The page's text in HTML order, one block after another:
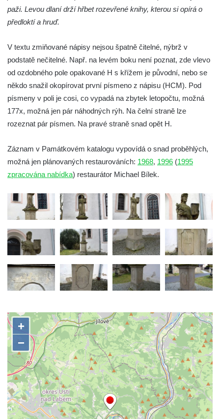
Socha Krista klesajícího pod křížem u
kostela svatého Mikuláše v Českých
Socha S tebou v parku na Senovážném
náměstí v Českých Budějovicích
Socha Tornádo v parku na Senovážném
Sousoší Humanoidi na Lannově třídě v
Českých Budějovicích
Pomník Vojtěcha Adalberta Lanny v parku
Na Sadech v Českých Budějovicích
Pomník Přemysla Otakara II. v parku Na
Sadech v Českých Budějovicích
Socha Mateřství v parku Na Sadech v
Českých Budějovicích
Památník Otokara Mokrého v parku Na
Sadech v Českých Budějovicích
Poslední dochovaný tramvajový sloup na
Socha Civilizovaní na Husově třídě v
Českých Budějovicích
Socha svatého Jana Nepomuckého Na
Sadech u Mlýnské stoky v Českých
Budějovicích
Sochy brouků u Mlýnské stoky v Českých
Budějovicích
Socha svatého Vincence Ferrerského na
paži. Levou dlaní drží hřbet rozevřené knihy, kterou si opírá o
předloktí a hruď.
V textu zmiňované nápisy nejsou špatně čitelné, nýbrž v
podstatě nečitelné. Např. na levém boku není poznat, zde vlevo
od ozdobného pole opakované H s křížem je původní, nebo se
někdo snažil okopírovat první písmeno z nápisu (HCM). Pod
písmeny v poli je cosi, co vypadá na zbytek letopočtu, možná
177x, možná jen pár náhodných rýh. Na čelní straně lze
rozeznat pár písmen. Na pravé straně snad opět H.
Záznam v Památkovém katalogu vypovídá o snad proběhlých,
možná jen plánovaných restaurováních: 1968, 1996 (1995
zpracována nabídka) restaurátor Michael Bílek.